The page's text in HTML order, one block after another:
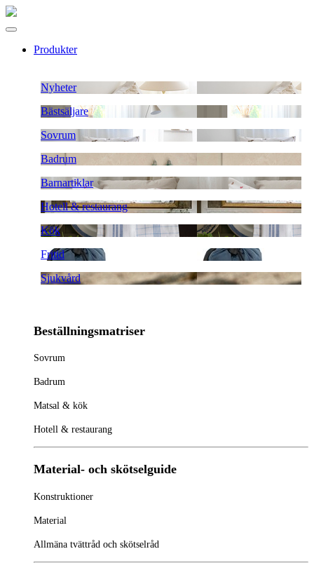
Produkter
Nyheter
Bästsäljare
Sovrum
Badrum
Barnartiklar
Hotell & restaurang
Kök
Fritid
Sjukvård
Beställningsmatriser
Sovrum
Badrum
Matsal & kök
Hotell & restaurang
Material- och skötselguide
Konstruktioner
Material
Allmäna tvättråd och skötselråd